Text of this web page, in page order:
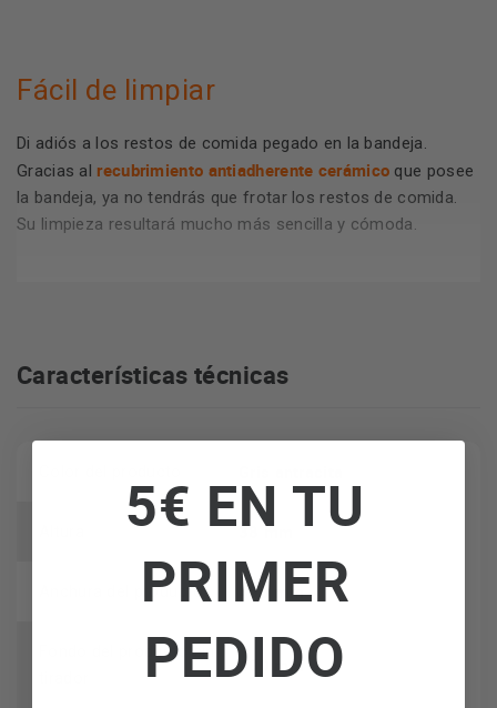
Fácil de limpiar
Di adiós a los restos de comida pegado en la bandeja.
Gracias al recubrimiento antiadherente cerámico que posee
la bandeja, ya no tendrás que frotar los restos de comida.
Su limpieza resultará mucho más sencilla y cómoda.
Características técnicas
38 mm
Anchura del producto 455 mm
Fondo del producto sin
400 mm
5€ EN TU
PRIMER
PEDIDO